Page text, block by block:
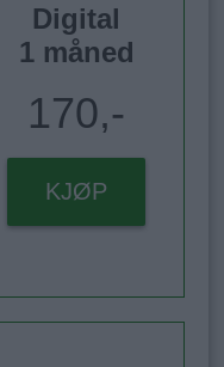
Digital
1 måned
170,-
KJØP